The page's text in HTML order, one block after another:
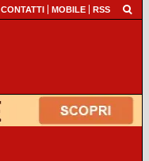
CONTATTI MOBILE RSS